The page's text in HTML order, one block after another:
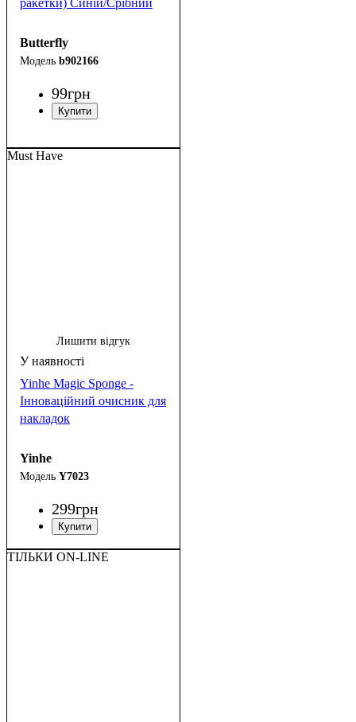
Butterfly
b902166
99грн
Must Have
Лишити відгук
Yinhe Magic Sponge -
Інноваційний очисник для
накладок
Yinhe
Y7023
299грн
ТІЛЬКИ ON-LINE